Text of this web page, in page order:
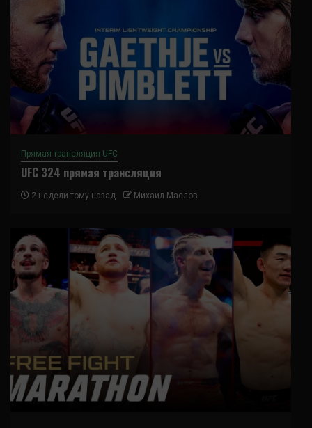
Прямая трансляция UFC
UFC 324 прямая трансляция
2 недели тому назад Михаил Маслов